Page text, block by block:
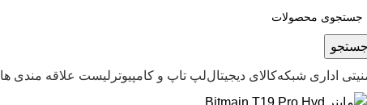
اداری شبکهکالای دیجیتاللپ تاپ و کامپیوتر لیست علاقه مندی ها